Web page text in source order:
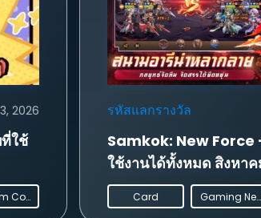
2026
ใช้
Redeem Codes
รหัสแลกรางวัล
Samkok: New Force – รหัสแลกรั
ใช้งานได้ทั้งหมด สิงหา
Card Gaming News